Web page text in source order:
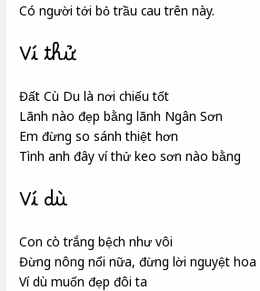
Có người tới bỏ trầu cau trên này.
Ví thử
Đất Cù Du là nơi chiếu tốt
Lãnh nào đẹp bằng lãnh Ngân Sơn
Em đừng so sánh thiệt hơn
Tình anh đây ví thử keo sơn nào bằng
Ví dù
Con cò trắng bệch như vôi
Đừng nông nổi nữa, đừng lời nguyệt hoa
Ví dù muốn đẹp đôi ta